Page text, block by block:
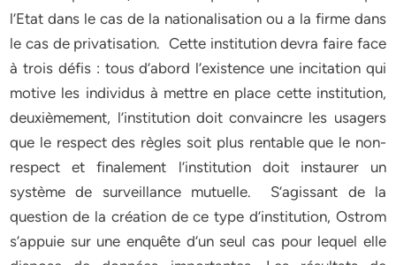
l’Etat dans le cas de la nationalisation ou a la firme dans
le cas de privatisation. Cette institution devra faire face
à trois défis : tous d’abord l’existence une incitation qui
motive les individus à mettre en place cette institution,
deuxièmement, l’institution doit convaincre les usagers
que le respect des règles soit plus rentable que le non-
respect et finalement l’institution doit instaurer un
système de surveillance mutuelle. S’agissant de la
question de la création de ce type d’institution, Ostrom
s’appuie sur une enquête d’un seul cas pour lequel elle